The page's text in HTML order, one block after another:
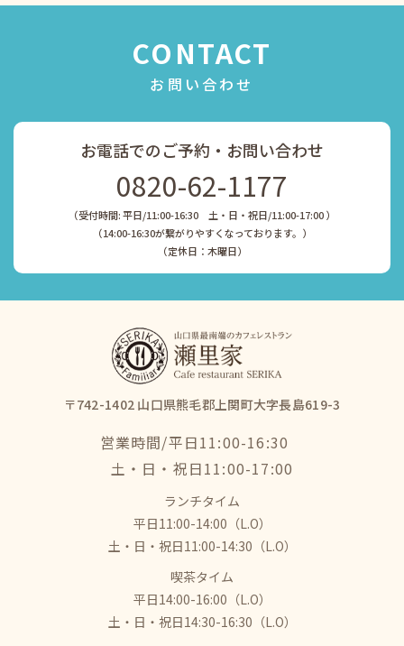
CONTACT
お問い合わせ
お電話でのご予約・お問い合わせ
0820-62-1177
（受付時間: 平日/11:00-16:30 土・日・祝日/11:00-17:00 ）
​​​​​​​（14:00-16:30が繋がりやすくなっております。）
​​​​​​​（定休日：木曜日）
〒742-1402 山口県熊毛郡上関町大字長島619-3
営業時間/平日11:00-16:30
​​​​​​​土・日・祝日11:00-17:00
ランチタイム
平日11:00-14:00（L.O）
土・日・祝日11:00-14:30（L.O）
喫茶タイム
平日14:00-16:00（L.O）
土・日・祝日14:30-16:30（L.O）